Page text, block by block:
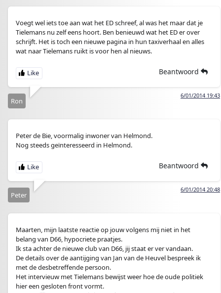
Voegt wel iets toe aan wat het ED schreef, al was het maar dat je
Tielemans nu zelf eens hoort. Ben benieuwd wat het ED er over
schrijft. Het is toch een nieuwe pagina in hun taxiverhaal en alles
wat naar Tielemans ruikt is voor hen al nieuws.
Beantwoord
6/01/2014 19:43
Ron
Peter de Bie, voormalig inwoner van Helmond.
Nog steeds geïnteresseerd in Helmond.
Beantwoord
6/01/2014 20:48
Peter
Maarten, mijn laatste reactie op jouw volgens mij niet in het
belang van D66, hypocriete praatjes.
Ik sta achter de nieuwe club van D66, jij staat er ver vandaan.
De details over de aantijging van Jan van de Heuvel bespreek ik
met de desbetreffende persoon.
Het intervieuw met Tielemans bewijst weer hoe de oude politiek
hier een gesloten front vormt.